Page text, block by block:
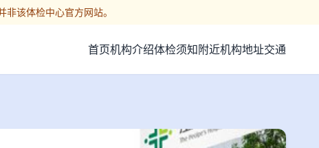
非该体检中心官方网站。
首页机构介绍体检须知附近机构地址交通